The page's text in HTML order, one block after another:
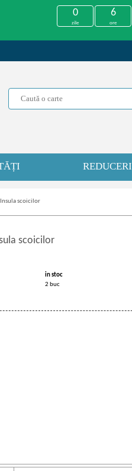
0
zile
6
ore
REDUCERI
Insula scoicilor
scoicilor
in stoc
2 buc